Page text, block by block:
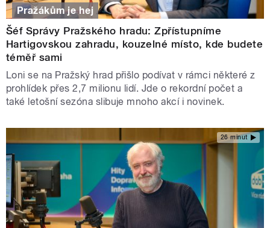
Pražákům je hej
Šéf Správy Pražského hradu: Zpřístupníme
Hartigovskou zahradu, kouzelné místo, kde budete
téměř sami
Loni se na Pražský hrad přišlo podívat v rámci některé z
prohlídek přes 2,7 milionu lidí. Jde o rekordní počet a
také letošní sezóna slibuje mnoho akcí i novinek.
26 minut